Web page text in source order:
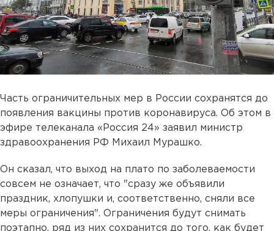
Часть ограничительных мер в России сохранятся до
появления вакцины против коронавируса. Об этом в
эфире телеканала «Россия 24» заявил министр
здравоохранения РФ Михаил Мурашко.
Он сказал, что выход на плато по заболеваемости
совсем не означает, что "сразу же объявили
праздник, хлопушки и, соответственно, сняли все
меры ограничения". Ограничения будут снимать
поэтапно, ряд из них сохранится до того, как будет